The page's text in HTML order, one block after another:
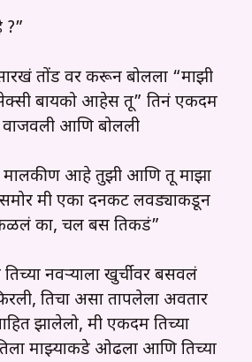
तोंड वर करून बोलला “माझी
बायको आहेस तू” तिनं एकदम
वाजवली आणि बोलली
मालकीण आहे तुझी आणि तू माझा
मी एका दनकट लवड्याकडून
का, चल बस तिकडं”
नवऱ्याला खुर्चीवर बसवलं
तिचा असा तापलेला अवतार
झालेलो, मी एकदम तिच्या
माझ्याकडे ओढला आणि तिच्या